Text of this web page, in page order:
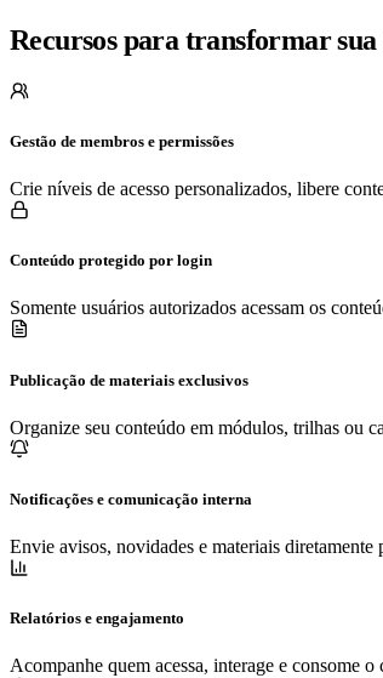
Recursos para transformar
Gestão de membros e permissões
Crie níveis de acesso personalizados, libere
Conteúdo protegido por login
Somente usuários autorizados acessam os
Publicação de materiais exclusivos
Organize seu conteúdo em módulos, trilhas ou
Notificações e comunicação interna
Envie avisos, novidades e materiais
Relatórios e engajamento
Acompanhe quem acessa, interage e consome